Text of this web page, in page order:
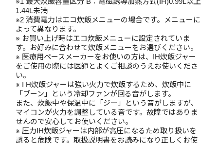
1.44L未満
※2 消費電力はエコ炊飯メニューの場合です。メニューに
よって異なります。
※ お買い上げ時はエコ炊飯メニューに設定されていま
す。お好みに合わせて炊飯メニューをお選びください。
※ 医療用ペースメーカーをお使いの方は、IH炊飯ジャー
をご使用の際には医師とよくご相談のうえお使いくださ
い。
※ I H炊飯ジャーは強い火力で炊飯するため、炊飯中に
「ブーン」という冷却ファンが回る音がします。
また、炊飯中や保温中に「ジー」という音がしますが、
マイコンが火力を調整している音です。故障ではありま
せんので安心してお使いください。
※ 圧力IH炊飯ジャーは内部が高圧になるため取り扱いを
誤ると危険です。取扱説明書をお読みになり正しくお使